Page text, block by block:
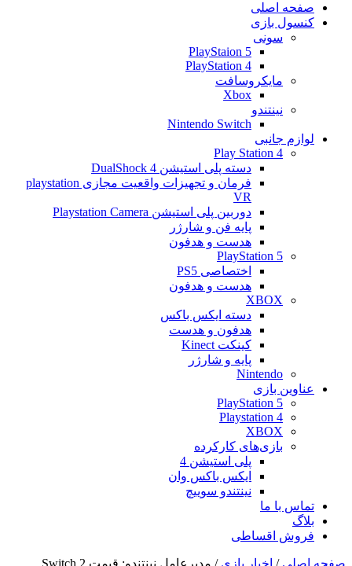
صفحه اصلی
کنسول بازی
سونی
PlayStaion 5
PlayStation 4
مایکروسافت
Xbox
نینتندو
Nintendo Switch
لوازم جانبی
Play Station 4
دسته پلی استیشن 4 DualShock
فرمان و تجهیزات واقعیت مجازی playstation
VR
دوربین پلی استیشن Playstation Camera
پایه فن و شارژر
هدست و هدفون
PlayStation 5
اختصاصی PS5
هدست و هدفون
XBOX
دسته ایکس باکس
هدفون و هدست
کینکت Kinect
پایه و شارژر
Nintendo
عناوین بازی
PlayStation 5
Playstation 4
XBOX
بازی‌های کارکرده
پلی استیشن 4
ایکس باکس وان
نینتندو سوییچ
تماس با ما
بلاگ
فروش اقساطی